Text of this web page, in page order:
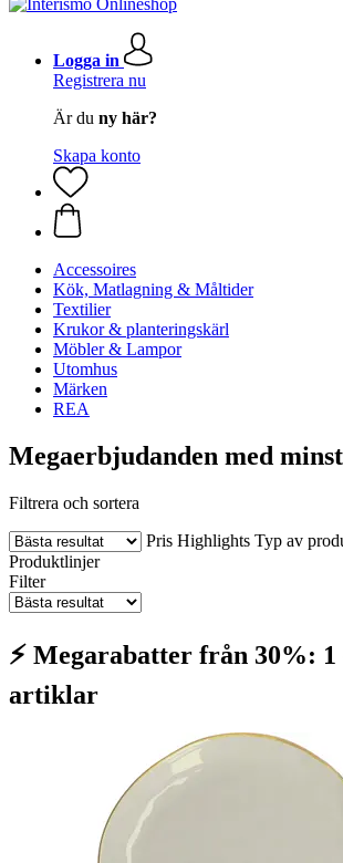
Logga in
Registrera nu
Är du ny här?
Skapa konto
Accessoires
Kök, Matlagning & Måltider
Textilier
Krukor & planteringskärl
Möbler & Lampor
Utomhus
Märken
REA
Megaerbjudanden med
Filtrera och sortera
Pris Highlights Typ av
Produktlinjer
Filter
⚡ Megarabatter från 30%: 1
artiklar